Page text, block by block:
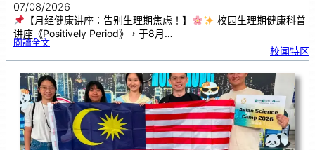
07/08/2026
【月经健康讲座：告别生理期焦虑！】
校园生理期健康科普
讲座《Positively Period》，于8月…
閱讀全文:月
康
座
告
别
生
理
期
焦
虑
！
校闻特区